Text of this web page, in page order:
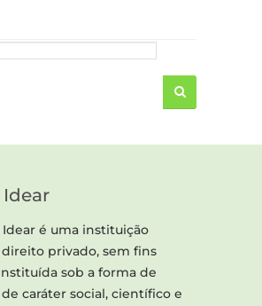
Idear
é uma instituição
privado, sem fins
sob a forma de
de caráter social, científico e